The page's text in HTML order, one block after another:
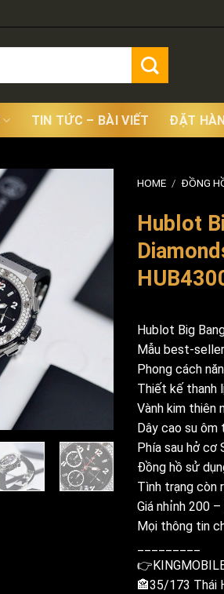
TIN TỨC – BÀI VIẾT ĐẶT
HOME / ĐỒNG
Hublot
Hublot Big
Mẫu best-
Phong cách
Thiết kế thanh
Vành kim thiên
Dây cao su ôm
Phía sau hở
Đồng hồ sử
Tình trạng còn
Giá nhỉnh 200
Mọi thông tin
🏤35/173 Thái